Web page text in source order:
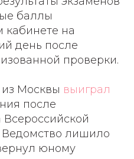
баллы
кабинете на
день после
проверки.
из Москвы выиграл
после
лишило
юному